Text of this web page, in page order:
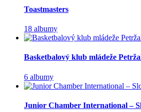
Toastmasters
18 albumy
Basketbalový klub mládeže
6 albumy
Junior Chamber International –